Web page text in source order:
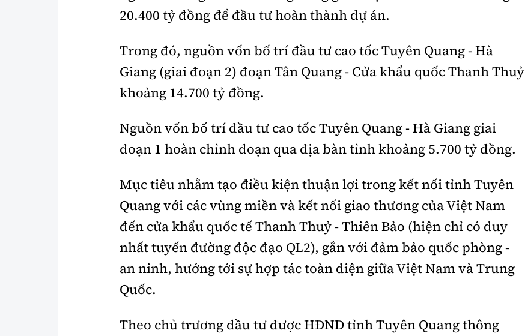
20.400 tỷ đồng để đầu tư hoàn thành dự án.
Trong đó, nguồn vốn bố trí đầu tư cao tốc Tuyên Quang - Hà
Giang (giai đoạn 2) đoạn Tân Quang - Cửa khẩu quốc Thanh Thuỷ
khoảng 14.700 tỷ đồng.
Nguồn vốn bố trí đầu tư cao tốc Tuyên Quang - Hà Giang giai
đoạn 1 hoàn chỉnh đoạn qua địa bàn tỉnh khoảng 5.700 tỷ đồng.
Mục tiêu nhằm tạo điều kiện thuận lợi trong kết nối tỉnh Tuyên
Quang với các vùng miền và kết nối giao thương của Việt Nam
đến cửa khẩu quốc tế Thanh Thuỷ - Thiên Bảo (hiện chỉ có duy
nhất tuyến đường độc đạo QL2), gắn với đảm bảo quốc phòng -
an ninh, hướng tới sự hợp tác toàn diện giữa Việt Nam và Trung
Quốc.
Theo chủ trương đầu tư được HĐND tỉnh Tuyên Quang thông